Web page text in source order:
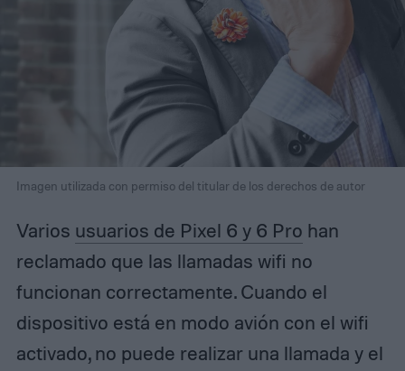
Imagen utilizada con permiso del titular de los derechos de autor
Varios usuarios de Pixel 6 y 6 Pro han
reclamado que las llamadas wifi no
funcionan correctamente. Cuando el
dispositivo está en modo avión con el wifi
activado, no puede realizar una llamada y el